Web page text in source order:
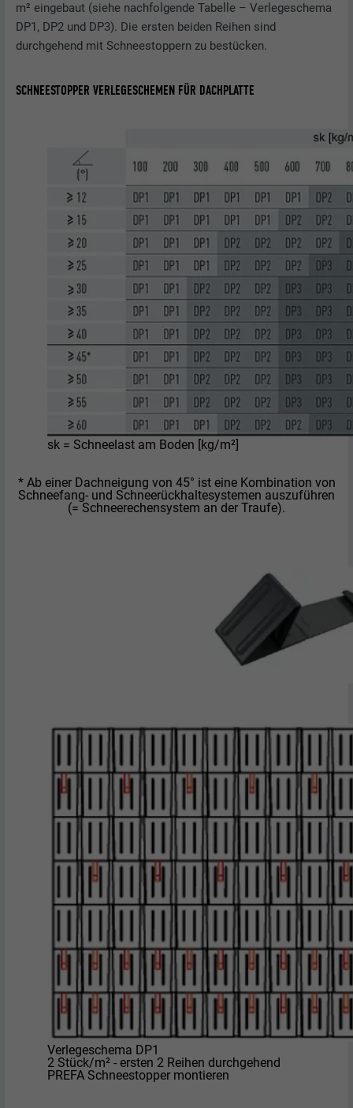
m² eingebaut (siehe nachfolgende Tabelle – Verlegeschema
DP1, DP2 und DP3). Die ersten beiden Reihen sind
durchgehend mit Schneestoppern zu bestücken.
SCHNEESTOPPER VERLEGESCHEMEN FÜR DACHPLATTE
sk = Schneelast am Boden [kg/m²]
* Ab einer Dachneigung von 45° ist eine Kombination von
Schneefang- und Schneerückhaltesystemen auszuführen
(= Schneerechensystem an der Traufe).
Verlegeschema DP1
2 Stück/m² - ersten 2 Reihen durchgehend
PREFA Schneestopper montieren